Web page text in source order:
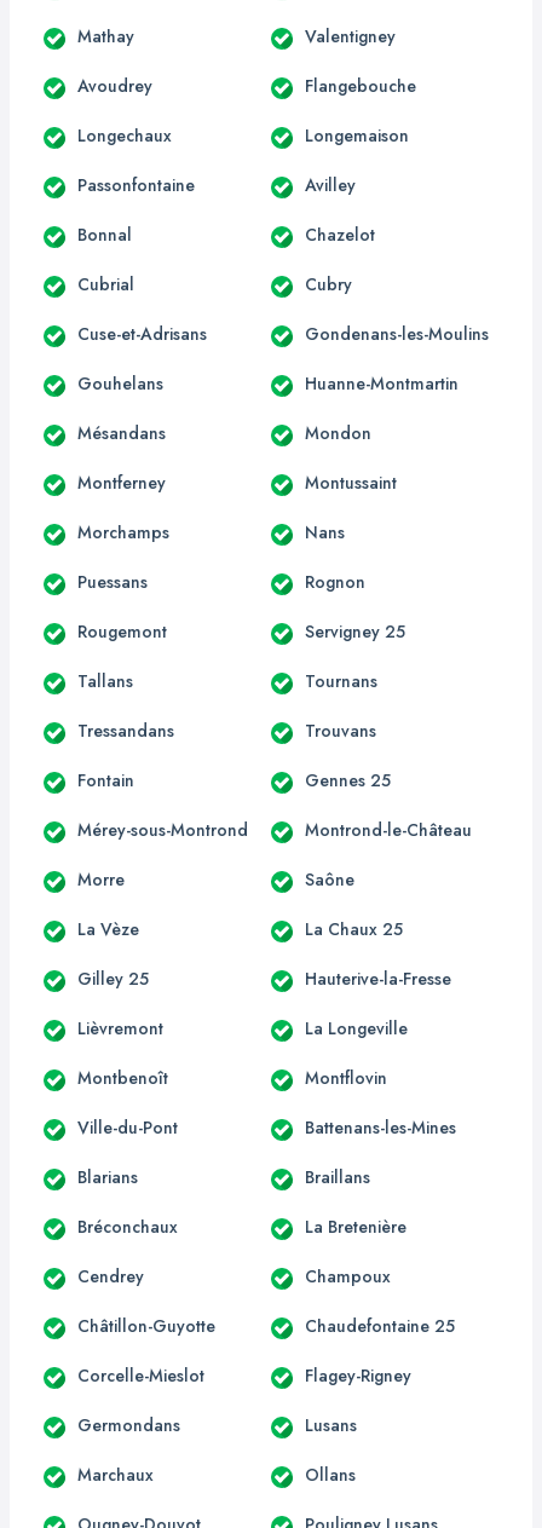
Mathay Valentigney
Avoudrey Flangebouche
Longechaux Longemaison
Passonfontaine Avilley
Bonnal Chazelot
Cubrial Cubry
Cuse-et-Adrisans Gondenans-les-Moulins
Gouhelans Huanne-Montmartin
Mésandans Mondon
Montferney Montussaint
Morchamps Nans
Puessans Rognon
Rougemont Servigney 25
Tallans Tournans
Tressandans Trouvans
Fontain Gennes 25
Mérey-sous-Montrond Montrond-le-Château
Morre Saône
La Vèze La Chaux 25
Gilley 25 Hauterive-la-Fresse
Lièvremont La Longeville
Montbenoît Montflovin
Ville-du-Pont Battenans-les-Mines
Blarians Braillans
Bréconchaux La Bretenière
Cendrey Champoux
Châtillon-Guyotte Chaudefontaine 25
Corcelle-Mieslot Flagey-Rigney
Germondans Lusans
Marchaux Ollans